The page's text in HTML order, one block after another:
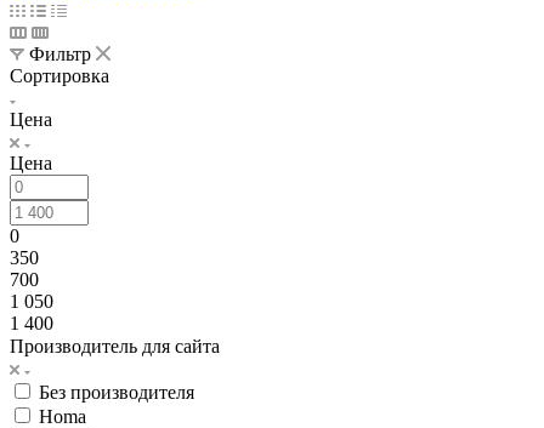
Фильтр
Сортировка
Цена
Цена
0
350
700
1 050
1 400
Производитель для сайта
Без производителя
Homa